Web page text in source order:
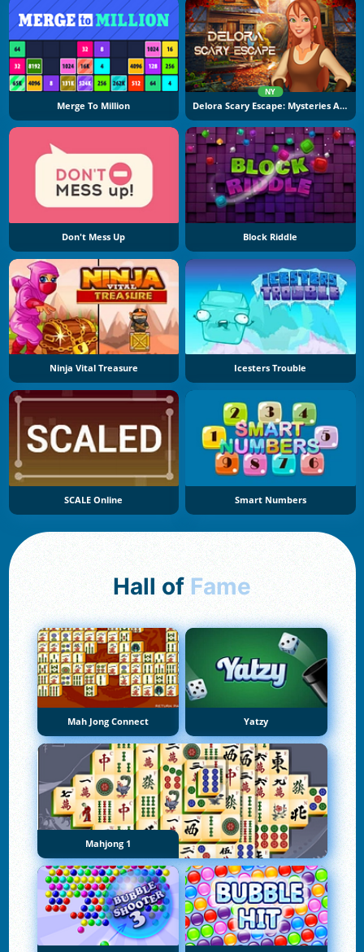
Merge To Million
NY
Delora Scary Escape: Mysteries Adventure
Don't Mess Up Block Riddle
Ninja Vital Treasure Icesters Trouble
SCALE Online Smart Numbers
Hall of Fame
Mah Jong Connect Yatzy
Mahjong 1